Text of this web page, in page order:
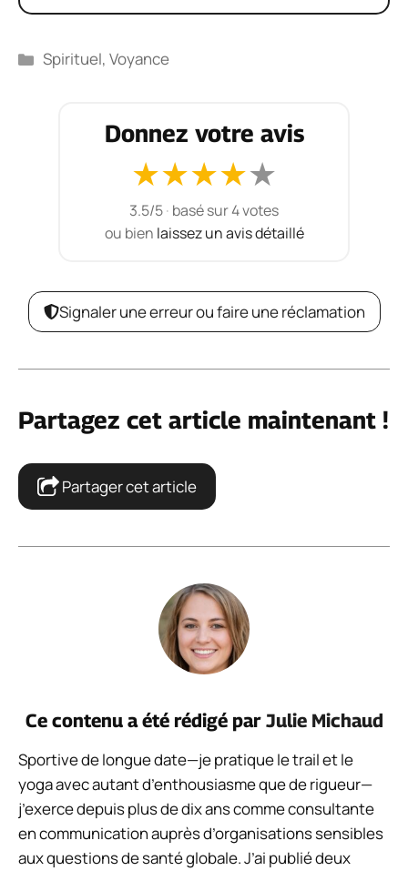
Catégories
Spirituel,Voyance
Donnez votre avis
★★★★★
3.5/5· basé sur 4 votes
ou bien laissez un avis détaillé
Signaler une erreur ou faire une réclamation
Partagez cet article maintenant !
Partager cet article
Ce contenu a été rédigé par Julie Michaud
Sportive de longue date—je pratique le trail et le
yoga avec autant d’enthousiasme que de rigueur—
j’exerce depuis plus de dix ans comme consultante
en communication auprès d’organisations sensibles
aux questions de santé globale. J’ai publié deux